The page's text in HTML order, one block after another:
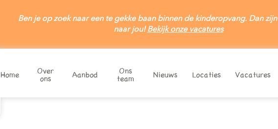
Ben je op zoek naar een te gekke baan binnen de kinderopvang. Dan
naar jou!Bekijk onze vacatures
Home Over
ons Aanbod Ons
team Nieuws Locaties Vacatures
Inschrijven
Offerte aanvragen